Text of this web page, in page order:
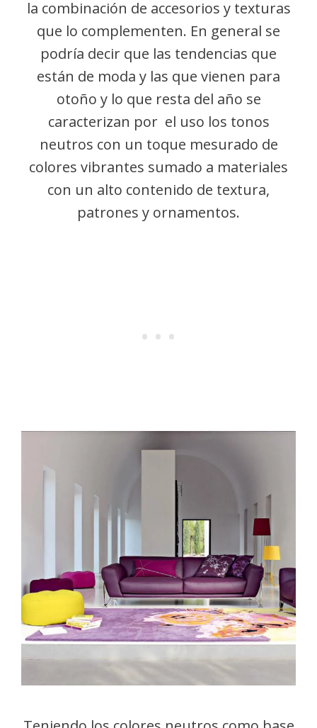
la combinación de accesorios y texturas
que lo complementen. En general se
podría decir que las tendencias que
están de moda y las que vienen para
otoño y lo que resta del año se
caracterizan por el uso los tonos
neutros con un toque mesurado de
colores vibrantes sumado a materiales
con un alto contenido de textura,
patrones y ornamentos.